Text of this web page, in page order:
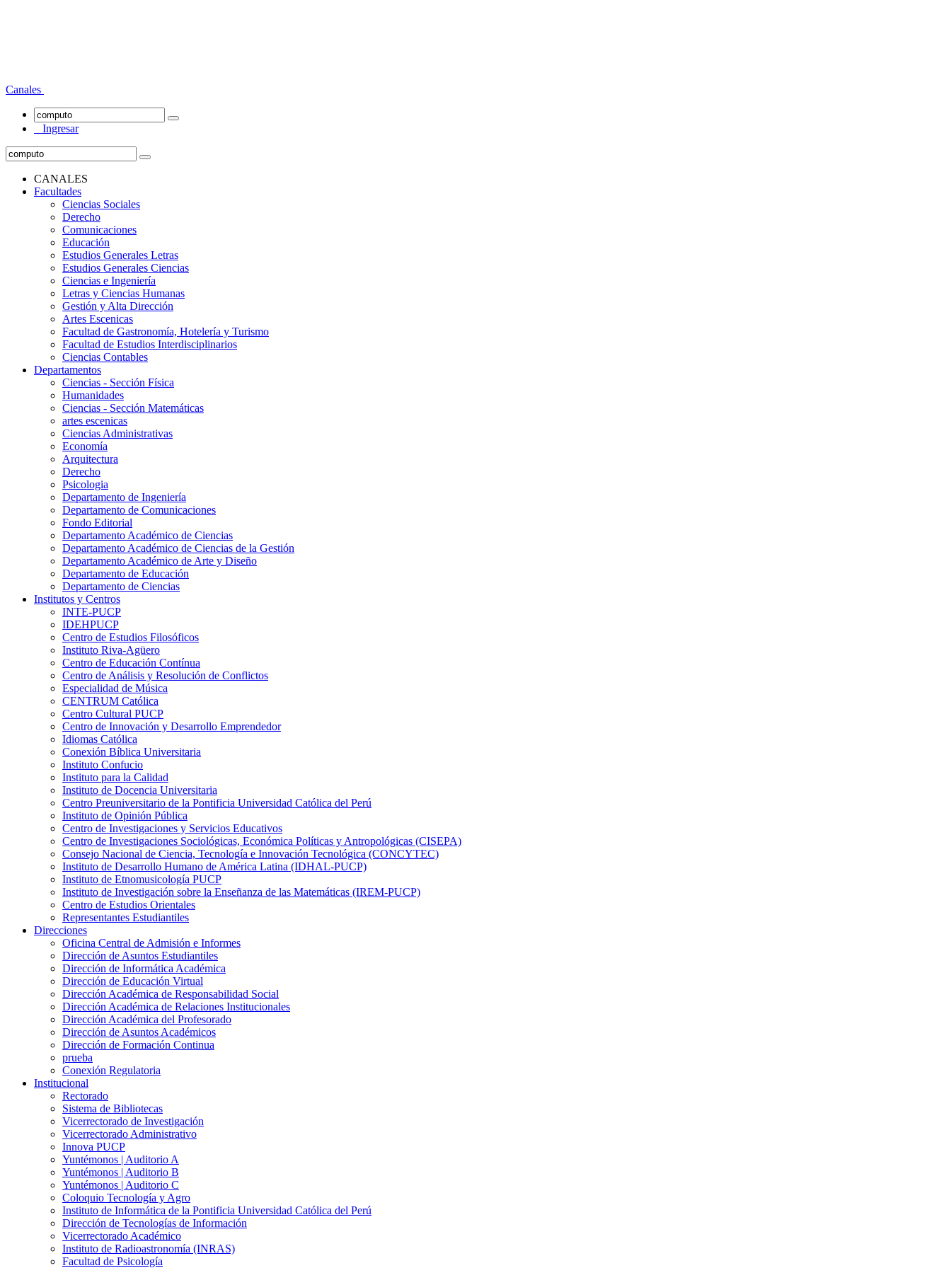
Canales
Ingresar
CANALES
Facultades
Ciencias Sociales
Derecho
Comunicaciones
Educación
Estudios Generales Letras
Estudios Generales Ciencias
Ciencias e Ingeniería
Letras y Ciencias Humanas
Gestión y Alta Dirección
Artes Escenicas
Facultad de Gastronomía, Hotelería y Turismo
Facultad de Estudios Interdisciplinarios
Ciencias Contables
Departamentos
Ciencias - Sección Física
Humanidades
Ciencias - Sección Matemáticas
artes escenicas
Ciencias Administrativas
Economía
Arquitectura
Derecho
Psicologia
Departamento de Ingeniería
Departamento de Comunicaciones
Fondo Editorial
Departamento Académico de Ciencias
Departamento Académico de Ciencias de la Gestión
Departamento Académico de Arte y Diseño
Departamento de Educación
Departamento de Ciencias
Institutos y Centros
INTE-PUCP
IDEHPUCP
Centro de Estudios Filosóficos
Instituto Riva-Agüero
Centro de Educación Contínua
Centro de Análisis y Resolución de Conflictos
Especialidad de Música
CENTRUM Católica
Centro Cultural PUCP
Centro de Innovación y Desarrollo Emprendedor
Idiomas Católica
Conexión Bíblica Universitaria
Instituto Confucio
Instituto para la Calidad
Instituto de Docencia Universitaria
Centro Preuniversitario de la Pontificia Universidad Católica del Perú
Instituto de Opinión Pública
Centro de Investigaciones y Servicios Educativos
Centro de Investigaciones Sociológicas, Económica Políticas y Antropológicas (CISEPA)
Consejo Nacional de Ciencia, Tecnología e Innovación Tecnológica (CONCYTEC)
Instituto de Desarrollo Humano de América Latina (IDHAL-PUCP)
Instituto de Etnomusicología PUCP
Instituto de Investigación sobre la Enseñanza de las Matemáticas (IREM-PUCP)
Centro de Estudios Orientales
Representantes Estudiantiles
Direcciones
Oficina Central de Admisión e Informes
Dirección de Asuntos Estudiantiles
Dirección de Informática Académica
Dirección de Educación Virtual
Dirección Académica de Responsabilidad Social
Dirección Académica de Relaciones Institucionales
Dirección Académica del Profesorado
Dirección de Asuntos Académicos
Dirección de Formación Continua
prueba
Conexión Regulatoria
Institucional
Rectorado
Sistema de Bibliotecas
Vicerrectorado de Investigación
Vicerrectorado Administrativo
Innova PUCP
Yuntémonos | Auditorio A
Yuntémonos | Auditorio B
Yuntémonos | Auditorio C
Coloquio Tecnología y Agro
Instituto de Informática de la Pontificia Universidad Católica del Perú
Dirección de Tecnologías de Información
Vicerrectorado Académico
Instituto de Radioastronomía (INRAS)
Facultad de Psicología